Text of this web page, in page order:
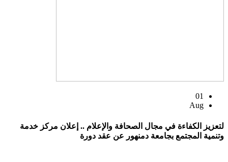
01
Aug
لتعزيز الكفاءة في مجال الصحافة والإعلام .. إعلان مركز خدمة
وتنمية المجتمع بجامعة دمنهور عن عقد دورة